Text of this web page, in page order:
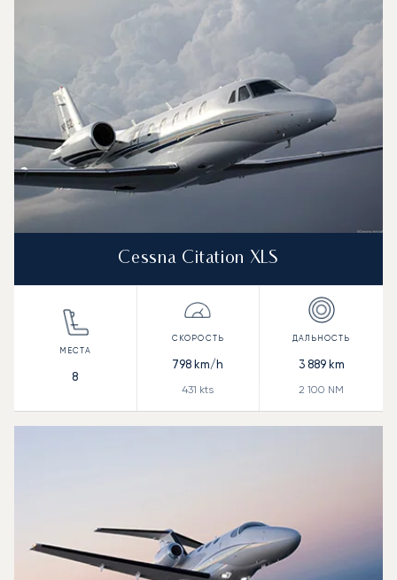
Cessna Citation XLS
8
798 km/h
431 kts
3 889km
2 100 NM